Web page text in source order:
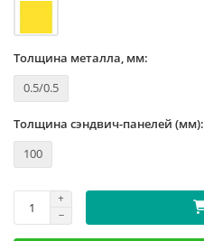
Толщина металла, мм:
0.5/0.5
Толщина сэндвич-панелей (мм):
100